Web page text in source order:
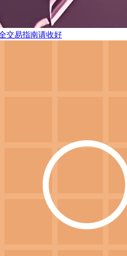
交易指南请收好